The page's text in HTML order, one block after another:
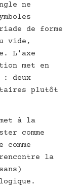
ne
de forme
vide,
L'axe
met en
deux
plutôt
à la
comme
la